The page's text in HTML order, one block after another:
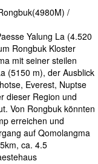
/
Yalung La (4.520
Rongbuk Kloster
mit seiner steilen
(5150 m), der Ausblick
Everest, Nuptse
dieser Region und
Von Rongbuk könnten
erreichen und
auf Qomolangma
ca. 4.5